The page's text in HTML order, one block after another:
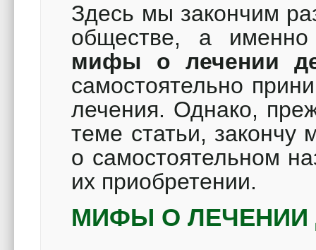
Здесь мы закончим
обществе, а именно
мифы о лечении
самостоятельно
лечения. Однако,
теме статьи,
о самостоятельном
их приобретении.
МИФЫ О ЛЕЧЕНИИ